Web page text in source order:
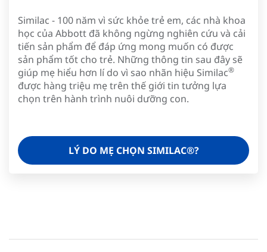
Similac - 100 năm vì sức khỏe trẻ em, các nhà khoa
học của Abbott đã không ngừng nghiên cứu và cải
tiến sản phẩm để đáp ứng mong muốn có được
sản phẩm tốt cho trẻ. Những thông tin sau đây sẽ
giúp mẹ hiểu hơn lí do vì sao nhãn hiệu Similac®
được hàng triệu mẹ trên thế giới tin tưởng lựa
chọn trên hành trình nuôi dưỡng con.
LÝ DO MẸ CHỌN SIMILAC®?